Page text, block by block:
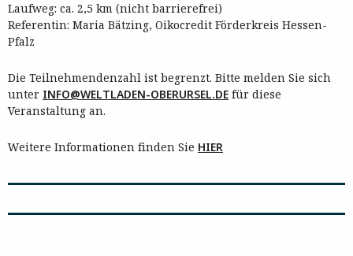
Laufweg: ca. 2,5 km (nicht barrierefrei)
Referentin: Maria Bätzing, Oikocredit Förderkreis Hessen-
Pfalz
Die Teilnehmendenzahl ist begrenzt. Bitte melden Sie sich
unter INFO@WELTLADEN-OBERURSEL.DE für diese
Veranstaltung an.
Weitere Informationen finden Sie HIER